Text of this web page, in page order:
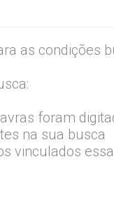
as condições
foram
na sua busca
vinculados